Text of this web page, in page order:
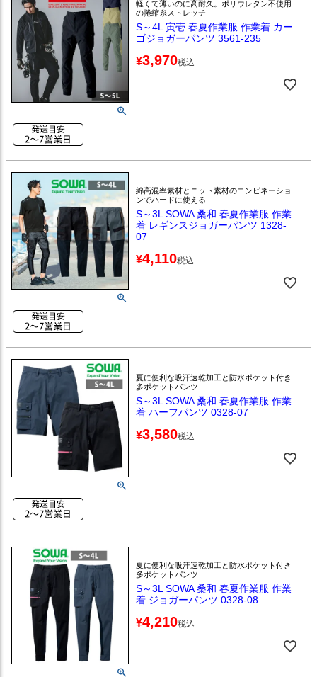
軽くて薄いのに高耐久。ポリウレタン不使用
の捲縮糸ストレッチ
S～4L 寅壱 春夏作業服 作業着 カー
ゴジョガーパンツ 3561-235
¥3,970税込
綿高混率素材とニット素材のコンビネーショ
ンでハードに使える
S～3L SOWA 桑和 春夏作業服 作業
着 レギンスジョガーパンツ 1328-
07
¥4,110税込
夏に便利な吸汗速乾加工と防水ポケット付き
多ポケットパンツ
S～3L SOWA 桑和 春夏作業服 作業
着 ハーフパンツ 0328-07
¥3,580税込
夏に便利な吸汗速乾加工と防水ポケット付き
多ポケットパンツ
S～3L SOWA 桑和 春夏作業服 作業
着 ジョガーパンツ 0328-08
¥4,210税込